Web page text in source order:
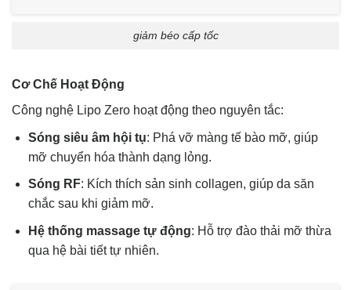
giảm béo cấp tốc
Cơ Chế Hoạt Động
Công nghệ Lipo Zero hoạt động theo nguyên tắc:
Sóng siêu âm hội tụ: Phá vỡ màng tế bào mỡ, giúp
mỡ chuyển hóa thành dạng lỏng.
Sóng RF: Kích thích sản sinh collagen, giúp da săn
chắc sau khi giảm mỡ.
Hệ thống massage tự động: Hỗ trợ đào thải mỡ thừa
qua hệ bài tiết tự nhiên.